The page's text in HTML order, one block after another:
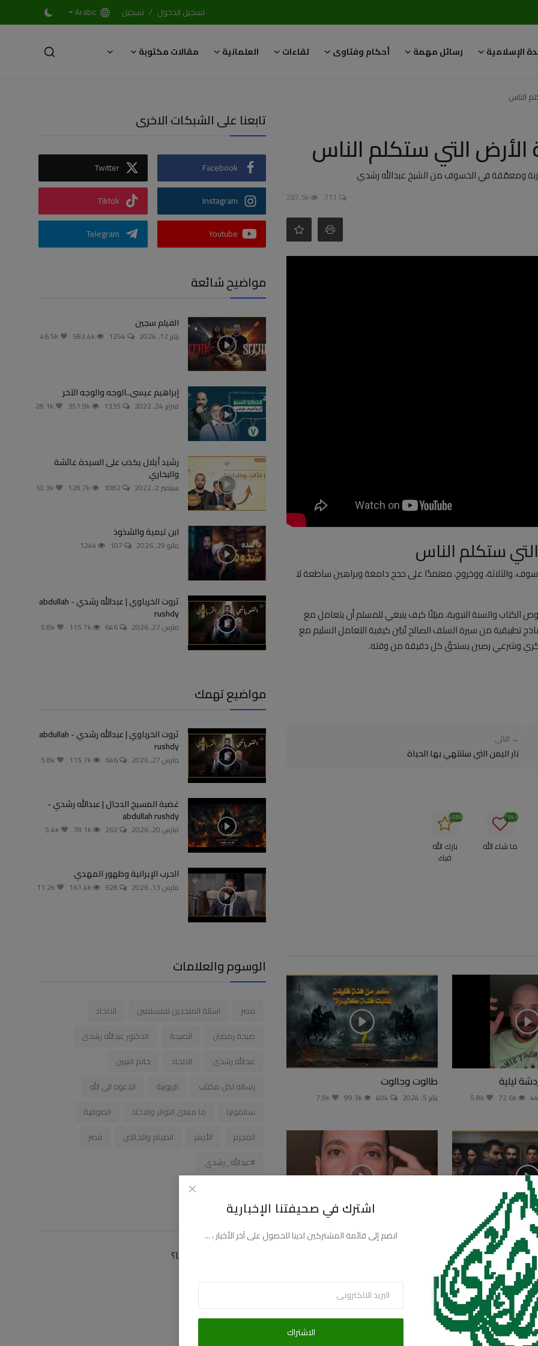
تسجيل الدخول / تسجيل Arabic
الإسلامية رسائل مهمة أحكام وفتاوى لقاءات العلمانية
مقالات مكتوبة
اشترك في صحيفتنا الإخبارية
انضم إلى قائمة المشتركين لدينا للحصول على آخر الأخبار ، ...
الاشتراك
الناس
الأرض التي ستكلم الناس
ومعمّقة في الخسوف من الشيخ عبدالله رشدي
711
287.5k
ستكلم الناس
والثلاثة، ووخروج، معتمدًا على حجج دامغة وبراهين ساطعة لا
والسنة النبوية، مبيّنًا كيف ينبغي للمسلم أن يتعامل مع
من سيرة السلف الصالح تُبيّن كيفية التعامل السليم مع
فكري وشرعي رصين يستحقّ كل دقيقة من وقته.
→ التالي
نار اليمن التي ستنتهي بها الحياة
ما شاء الله
7341
بارك الله
فيك
4589
ليلية
72.6k
طالوت وجالوت
يناير 5, 2024 99.3k
7.9k
122.7k
9.8k
الشارع العربي ينتفض
تابعنا على الشبكات الاخرى
Facebook
Twitter
Instagram
Tiktok
Youtube
Telegram
مواضيح شائعة
الفيلم سجين
يناير 12, 2024 1254
583.4k
إبراهيم عيسى..الوجه والوجه الآخر
فبراير 24, 2022 1335
351.9k
رشيد أيلال يكذب على السيدة عائشة
والبخاري
سبتمبر 2, 2022 1082
128.7k
ابن تيمية والشذوذ
مايو 29, 2026 107
124k
ثروت الخرباوي | عبدالله رشدي - abdullah
rushdy
مارس 27, 2026 646
115.7k
مواضيع تهمك
ثروت الخرباوي | عبدالله رشدي - abdullah
rushdy
مارس 27, 2026 646
115.7k
غضبة المسيخ الدجال | عبدالله رشدي -
abdullah rushdy
مارس 20, 2026 262
78.1k
الحرب الإيرانية وظهور المهدي
مارس 13, 2026 628
161.4k
الوسوم والعلامات
مصر اسئلة الملحدين للمسلمين
الالحاد
صيحة رمضان
الصيحة
الدكتور عبدالله رشدى
عبدالله رشدى
الالحاد
خاتم النبيين
رساله لكل مكتئب
الربوبية
الدعوه الى الله
سالمونيا
ما معنى التواتر والاحاد
الصوفية
المجرم
الأزهر الصيام والحائض
مصر
#عبدالله_رشدي
زاوية التصويت
كيف توصلت الى موقعنا؟
عن طريق اليوتيوب